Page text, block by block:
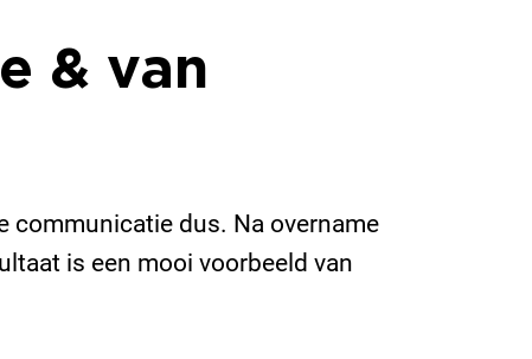
& van
communicatie dus. Na overname
is een mooi voorbeeld van